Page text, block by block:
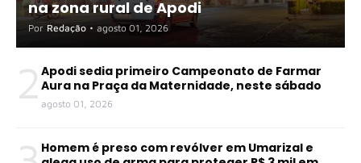
na zona rural de Apodi
Por Redação • agosto 01, 2026
2 Apodi sedia primeiro Campeonato de Farmar
Aura na Praça da Maternidade, neste sábado
agosto 01, 2026
Homem é preso com revólver em Umarizal e